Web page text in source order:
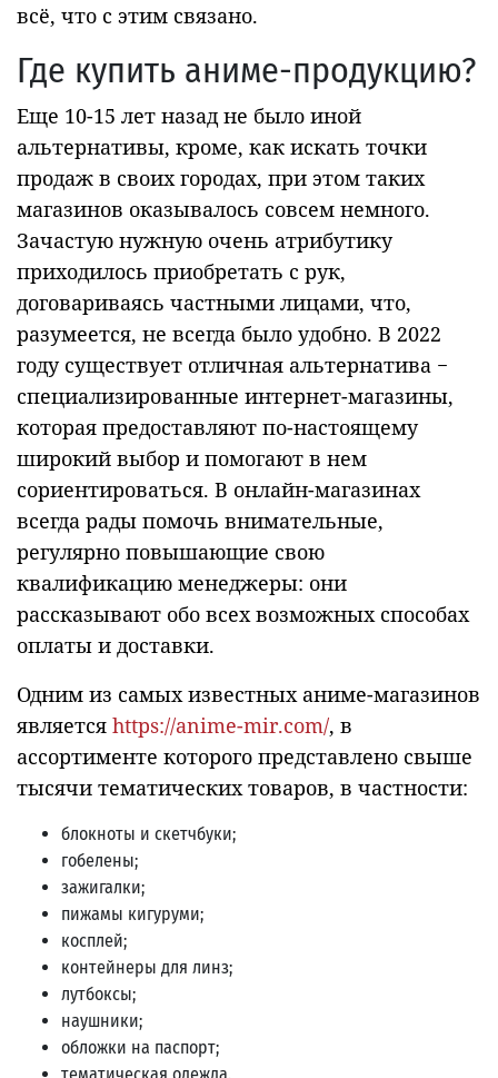
всё, что с этим связано.
Где купить аниме-продукцию?
Еще 10-15 лет назад не было иной
альтернативы, кроме, как искать точки
продаж в своих городах, при этом таких
магазинов оказывалось совсем немного.
Зачастую нужную очень атрибутику
приходилось приобретать с рук,
договариваясь частными лицами, что,
разумеется, не всегда было удобно. В 2022
году существует отличная альтернатива −
специализированные интернет-магазины,
которая предоставляют по-настоящему
широкий выбор и помогают в нем
сориентироваться. В онлайн-магазинах
всегда рады помочь внимательные,
регулярно повышающие свою
квалификацию менеджеры: они
рассказывают обо всех возможных способах
оплаты и доставки.
Одним из самых известных аниме-магазинов
является https://anime-mir.com/, в
ассортименте которого представлено свыше
тысячи тематических товаров, в частности:
блокноты и скетчбуки;
гобелены;
зажигалки;
пижамы кигуруми;
косплей;
контейнеры для линз;
лутбоксы;
наушники;
обложки на паспорт;